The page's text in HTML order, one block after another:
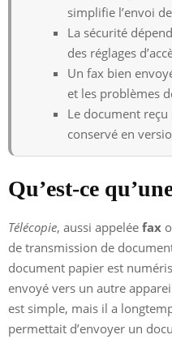
simplifie l’envoi
La sécurité
des réglages
Un fax bien
et les problèmes
Le document
conservé en
Qu’est-ce
Télécopie, aussi appelée fax
de transmission de
document papier est
envoyé vers un autre
est simple, mais il a
permettait d’envoyer un